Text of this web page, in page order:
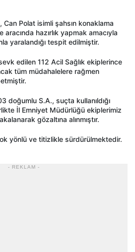
Can Polat isimli şahsın konaklama
hazırlık yapmak amacıyla
yaralandığı tespit edilmiştir.
edilen 112 Acil Sağlık ekiplerince
tüm müdahalelere rağmen
doğumlu S.A., suçta kullanıldığı
İl Emniyet Müdürlüğü ekiplerimiz
gözaltına alınmıştır.
yönlü ve titizlikle sürdürülmektedir.
- REKLAM -